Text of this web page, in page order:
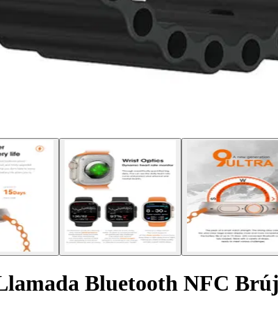
Bluetooth NFC